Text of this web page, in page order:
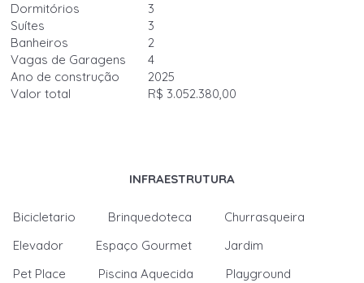
Dormitórios
3
Suítes
3
Banheiros
2
Vagas de Garagens
4
Ano de construção
2025
Valor total
R$ 3.052.380,00
INFRAESTRUTURA
Bicicletario Brinquedoteca
Churrasqueira
Elevador
Espaço Gourmet
Jardim
Pet Place
Piscina Aquecida
Playground